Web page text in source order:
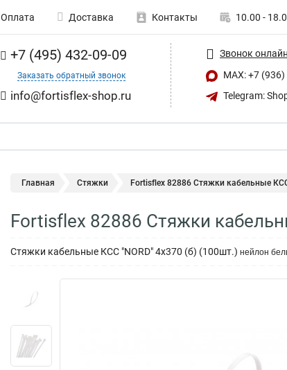
Оплата Доставка Контакты 10.00 -
+7 (495) 432-09-09
Заказать обратный звонок
info@fortisflex-shop.ru
Звонок онлайн
MAX: +7
Telegram:
Главная Стяжки Fortisflex 82886 Стяжки кабельные
Fortisflex 82886 Стяжки
Стяжки кабельные КСС "NORD" 4х370 (б) (100шт.) нейлон